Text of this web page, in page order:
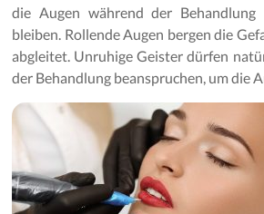
die Augen während der Behandlung
bleiben. Rollende Augen bergen die
abgleitet. Unruhige Geister dürfen
der Behandlung beanspruchen, um die